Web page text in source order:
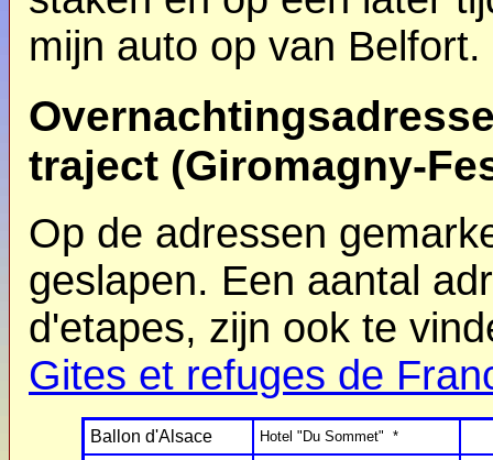
mijn auto op van Belfort.
traject (Giromagny-
Op de adressen
geslapen. Een aantal
d'etapes, zijn ook te
Gites et refuges de
Ballon d'Alsace Hotel "Du Sommet" *